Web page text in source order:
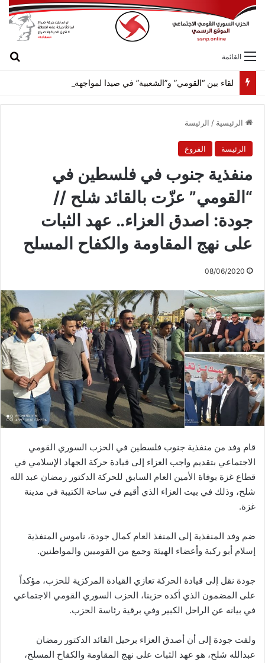
القائمة
الرئيسية / الرئيسة
الرئيسة الفروع
منفذية جنوب في فلسطين في
“القومي” عزّت بالقائد شلح //
جودة: اصدق العزاء.. عهد الثبات
على نهج المقاومة والكفاح المسلح
08/06/2020
قام وفد من منفذية جنوب فلسطين في الحزب السوري القومي
الاجتماعي بتقديم واجب العزاء إلى قيادة حركة الجهاد الإسلامي في
قطاع غزة بوفاة الأمين العام السابق للحركة الدكتور رمضان عبد الله
شلح، وذلك في بيت العزاء الذي أقيم في ساحة الكتيبة في مدينة
غزة.
ضم وفد المنفذية إلى المنفذ العام كمال جودة، ناموس المنفذية
إسلام أبو ركبة وأعضاء الهيئة وجمع من القوميين والمواطنين.
جودة نقل إلى قيادة الحركة تعازي القيادة المركزية للحزب، مؤكداً
على المضمون الذي أكده حزبنا، الحزب السوري القومي الاجتماعي
في بيانه عن الراحل الكبير وفي برقية رئاسة الحزب.
ولفت جودة إلى أن أصدق العزاء برحيل القائد الدكتور رمضان
عبدالله شلح، هو عهد الثبات على نهج المقاومة والكفاح المسلح،